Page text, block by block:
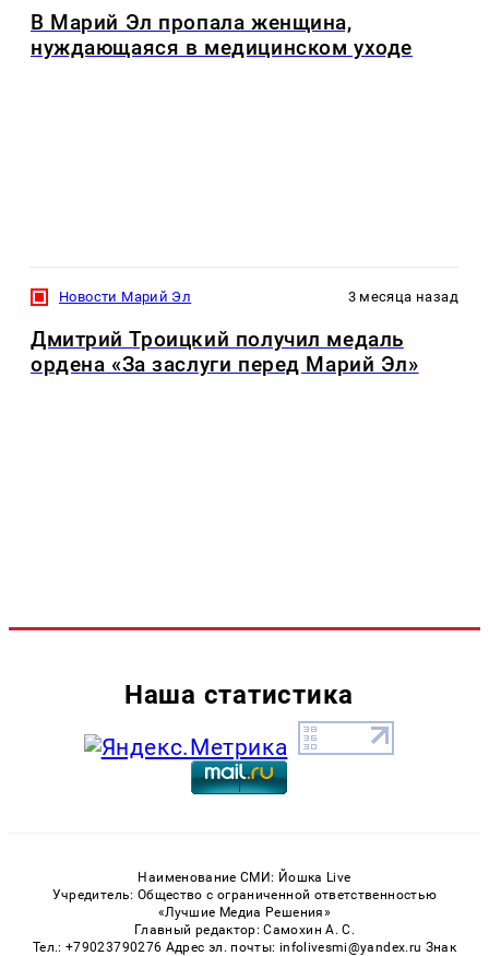
В Марий Эл пропала женщина,
нуждающаяся в медицинском уходе
Новости Марий Эл 3 месяца назад
Дмитрий Троицкий получил медаль
ордена «За заслуги перед Марий Эл»
Наша статистика
Наименование СМИ: Йошка Live
Учредитель: Общество с ограниченной ответственностью
«Лучшие Медиа Решения»
Главный редактор: Самохин А. С.
Тел.: +79023790276 Адрес эл. почты: infolivesmi@yandex.ru Знак